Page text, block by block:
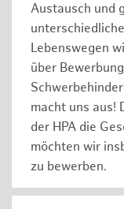
Austausch und
Lebenswegen
über
macht uns aus!
der HPA die
möchten wir
zu bewerben.